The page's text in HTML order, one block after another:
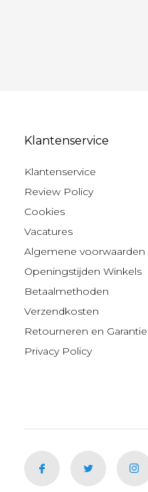
Klantenservice
Klantenservice
Review Policy
Cookies
Vacatures
Algemene voorwaarden
Openingstijden Winkels
Betaalmethoden
Verzendkosten
Retourneren en Garantie
Privacy Policy